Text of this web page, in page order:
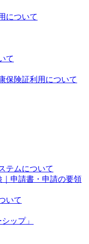
について
て
保険証利用について
テムについて
申請書・申請の要領
いて
ップ」